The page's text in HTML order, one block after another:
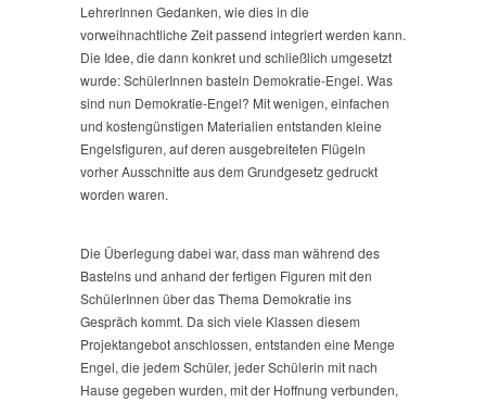
LehrerInnen Gedanken, wie dies in die
vorweihnachtliche Zeit passend integriert werden kann.
Die Idee, die dann konkret und schließlich umgesetzt
wurde: SchülerInnen basteln Demokratie-Engel. Was
sind nun Demokratie-Engel? Mit wenigen, einfachen
und kostengünstigen Materialien entstanden kleine
Engelsfiguren, auf deren ausgebreiteten Flügeln
vorher Ausschnitte aus dem Grundgesetz gedruckt
worden waren.
Die Überlegung dabei war, dass man während des
Bastelns und anhand der fertigen Figuren mit den
SchülerInnen über das Thema Demokratie ins
Gespräch kommt. Da sich viele Klassen diesem
Projektangebot anschlossen, entstanden eine Menge
Engel, die jedem Schüler, jeder Schülerin mit nach
Hause gegeben wurden, mit der Hoffnung verbunden,